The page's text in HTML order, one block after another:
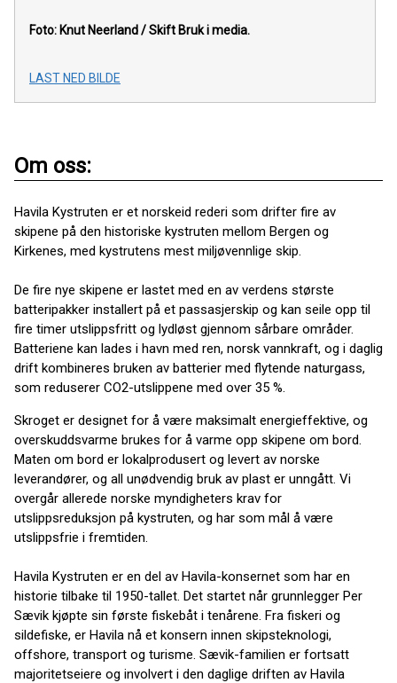
Foto: Knut Neerland / Skift Bruk i media.
LAST NED BILDE
Om oss:
Havila Kystruten er et norskeid rederi som drifter fire av
skipene på den historiske kystruten mellom Bergen og
Kirkenes, med kystrutens mest miljøvennlige skip.
De fire nye skipene er lastet med en av verdens største
batteripakker installert på et passasjerskip og kan seile opp til
fire timer utslippsfritt og lydløst gjennom sårbare områder.
Batteriene kan lades i havn med ren, norsk vannkraft, og i daglig
drift kombineres bruken av batterier med flytende naturgass,
som reduserer CO2-utslippene med over 35 %.
Skroget er designet for å være maksimalt energieffektive, og
overskuddsvarme brukes for å varme opp skipene om bord.
Maten om bord er lokalprodusert og levert av norske
leverandører, og all unødvendig bruk av plast er unngått. Vi
overgår allerede norske myndigheters krav for
utslippsreduksjon på kystruten, og har som mål å være
utslippsfrie i fremtiden.
Havila Kystruten er en del av Havila-konsernet som har en
historie tilbake til 1950-tallet. Det startet når grunnlegger Per
Sævik kjøpte sin første fiskebåt i tenårene. Fra fiskeri og
sildefiske, er Havila nå et konsern innen skipsteknologi,
offshore, transport og turisme. Sævik-familien er fortsatt
majoritetseiere og involvert i den daglige driften av Havila